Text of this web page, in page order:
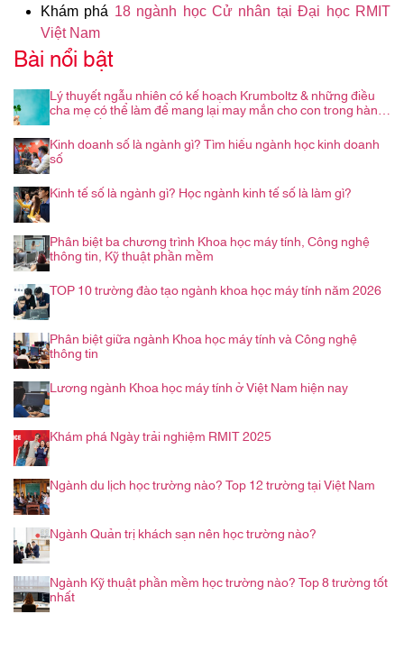
Khám phá 18 ngành học Cử nhân tại Đại học RMIT
Việt Nam
Bài nổi bật
Lý thuyết ngẫu nhiên có kế hoạch Krumboltz & những điều
cha mẹ có thể làm để mang lại may mắn cho con trong hành
trình nghề nghiệp
Kinh doanh số là ngành gì? Tìm hiểu ngành học kinh doanh
số
Kinh tế số là ngành gì? Học ngành kinh tế số là làm gì?
Phân biệt ba chương trình Khoa học máy tính, Công nghệ
thông tin, Kỹ thuật phần mềm
TOP 10 trường đào tạo ngành khoa học máy tính năm 2026
Phân biệt giữa ngành Khoa học máy tính và Công nghệ
thông tin
Lương ngành Khoa học máy tính ở Việt Nam hiện nay
Khám phá Ngày trải nghiệm RMIT 2025
Ngành du lịch học trường nào? Top 12 trường tại Việt Nam
Ngành Quản trị khách sạn nên học trường nào?
Ngành Kỹ thuật phần mềm học trường nào? Top 8 trường tốt
nhất